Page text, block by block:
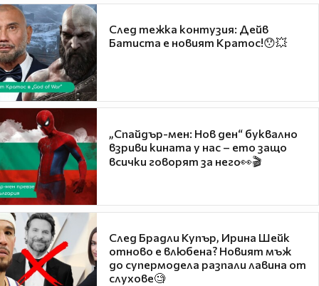
След тежка контузия: Дейв
Батиста е новият Кратос!😯💥
„Спайдър-мен: Нов ден“ буквално
взриви кината у нас – ето защо
всички говорят за него👀🎬
След Брадли Купър, Ирина Шейк
отново е влюбена? Новият мъж
до супермодела разпали лавина от
слухове🧐